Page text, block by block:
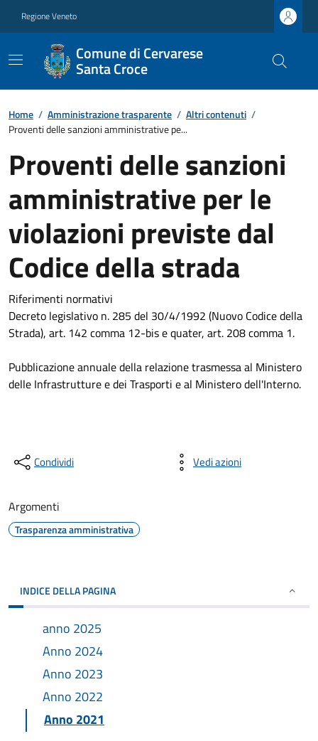
Regione Veneto
Comune di Cervarese
Santa Croce
Home / Amministrazione trasparente / Altri contenuti /
Proventi delle sanzioni amministrative pe...
Proventi delle sanzioni
amministrative per le
violazioni previste dal
Codice della strada
Riferimenti normativi
Decreto legislativo n. 285 del 30/4/1992 (Nuovo Codice della
Strada), art. 142 comma 12-bis e quater, art. 208 comma 1.
Pubblicazione annuale della relazione trasmessa al Ministero
delle Infrastrutture e dei Trasporti e al Ministero dell'Interno.
Condividi Vedi azioni
Argomenti
Trasparenza amministrativa
INDICE DELLA PAGINA
anno 2025
Anno 2024
Anno 2023
Anno 2022
Anno 2021